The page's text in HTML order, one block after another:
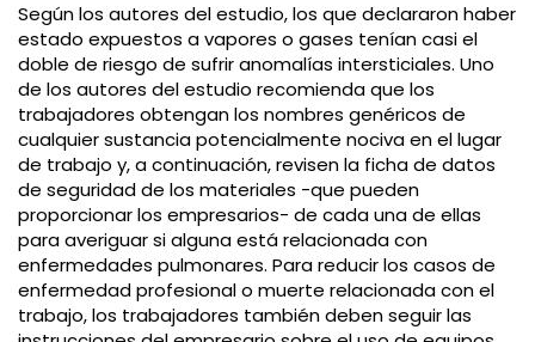
Según los autores del estudio, los que declararon haber
estado expuestos a vapores o gases tenían casi el
doble de riesgo de sufrir anomalías intersticiales. Uno
de los autores del estudio recomienda que los
trabajadores obtengan los nombres genéricos de
cualquier sustancia potencialmente nociva en el lugar
de trabajo y, a continuación, revisen la ficha de datos
de seguridad de los materiales -que pueden
proporcionar los empresarios- de cada una de ellas
para averiguar si alguna está relacionada con
enfermedades pulmonares. Para reducir los casos de
enfermedad profesional o muerte relacionada con el
trabajo, los trabajadores también deben seguir las